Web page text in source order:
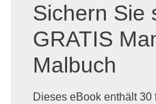
Sichern Sie
GRATIS
Malbuch
Dieses eBook enthält